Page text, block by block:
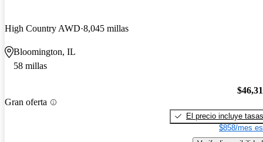
High Country AWD 8,045 millas
Bloomington, IL
58 millas
Gran oferta
El precio incluye tasas
$858/mes